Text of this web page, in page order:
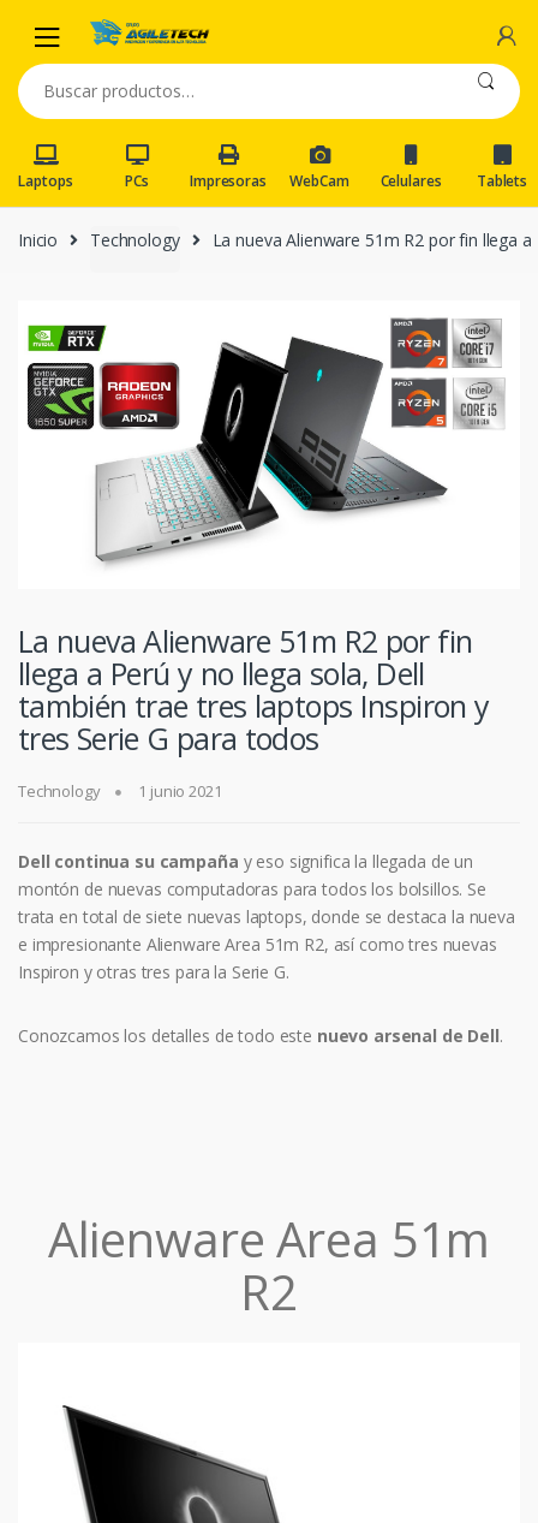
navigation
content
Buscar
por:
Laptops PCs Impresoras WebCam Celulares Tablets
Inicio Technology La nueva Alienware 51m R2 por fin llega
La nueva Alienware 51m R2 por fin
llega a Perú y no llega sola, Dell
también trae tres laptops Inspiron y
tres Serie G para todos
Technology 1 junio 2021
Dell continua su campaña y eso significa la llegada de un
montón de nuevas computadoras para todos los bolsillos. Se
trata en total de siete nuevas laptops, donde se destaca la nueva
e impresionante Alienware Area 51m R2, así como tres nuevas
Inspiron y otras tres para la Serie G.
Conozcamos los detalles de todo este nuevo arsenal de Dell.
Alienware Area 51m
R2